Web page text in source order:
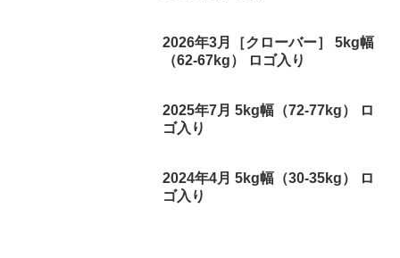
2026年3月［クローバー］ 5kg幅
（62-67kg） ロゴ入り
2025年7月 5kg幅（72-77kg） ロ
ゴ入り
2024年4月 5kg幅（30-35kg） ロ
ゴ入り